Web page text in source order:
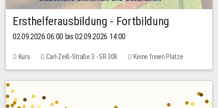
Ersthelferausbildung - Fortbildung
02.09.2026 06:00 bis 02.09.2026 14:00
Kurs Carl-Zeiß-Straße 3 - SR 308 Keine freien Plätze